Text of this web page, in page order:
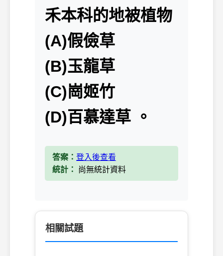
禾本科的地被植物
(A)假儉草
(B)玉龍草
(C)崗姬竹
(D)百慕達草 。
答案： 登入後查看
統計：
尚無統計資料
相關試題